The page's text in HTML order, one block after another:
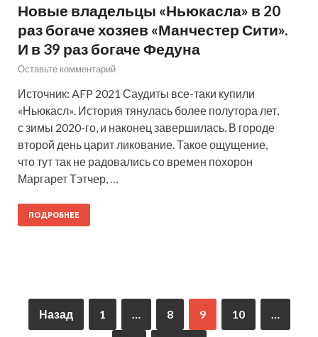
Новые владельцы «Ньюкасла» в 20
раз богаче хозяев «Манчестер Сити».
И в 39 раз богаче Федуна
Оставьте комментарий
Источник: AFP 2021 Саудиты все-таки купили
«Ньюкасл». История тянулась более полутора лет,
с зимы 2020-го, и наконец завершилась. В городе
второй день царит ликование. Такое ощущение,
что тут так не радовались со времен похорон
Маргарет Тэтчер, …
ПОДРОБНЕЕ
Назад 1 8 9 10